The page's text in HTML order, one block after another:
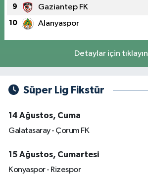
9 Gaziantep FK
10 Alanyaspor
Detaylar için tıklayın
Süper Lig Fikstür
14 Ağustos, Cuma
Galatasaray - Çorum FK
15 Ağustos, Cumartesi
Konyaspor - Rizespor